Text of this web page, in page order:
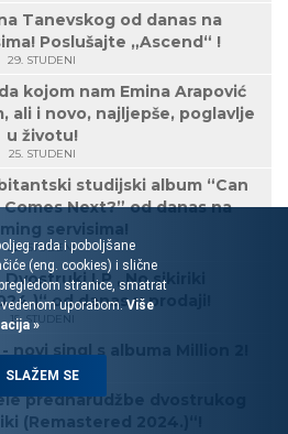
Tanevskog od danas na
Poslušajte „Ascend“ !
29. STUDENI
kojom nam Emina Arapović
ali i novo, najljepše, poglavlje
u životu!
25. STUDENI
studijski album “Can
Next?” od danas na
servisima!
22. STUDENI
Dvostruki LP „No sikiriki
od danas u prodaji!
15. STUDENI
singl s albuma Million 2!
15. STUDENI
prednarudžbe dvostrukog
(Remastered 2024.)“!
rada i poboljšane
(eng. cookies) i slične
stranice, smatrat
uporabom.Više
»
SLAŽEM SE